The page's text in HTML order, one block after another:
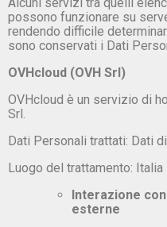
possono funzionare su
rendendo difficile
sono conservati i Dati
OVHcloud (OVH Srl)
OVHcloud è un servizio di
Srl.
Dati Personali trattati: Dati
Luogo del trattamento: Italia
Interazione
esterne